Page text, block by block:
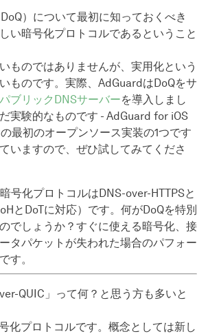
）について最初に知っておくべき
い暗号化プロトコルであるということ
ものではありませんが、実用化という
ものです。実際、AdGuardはDoQをサ
パブリックDNSサーバーを導入しまし
実験的なものです - AdGuard for iOS
最初のオープンソース実装の1つです
いますので、ぜひ試してみてくださ
号化プロトコルはDNS-over-HTTPSと
とDoTに対応）です。何がDoQを特別
でしょうか？すぐに使える暗号化、接
タパケットが失われた場合のパフォー
す。
QUIC」って何？と思う方も多いと
化プロトコルです。概念としては新し